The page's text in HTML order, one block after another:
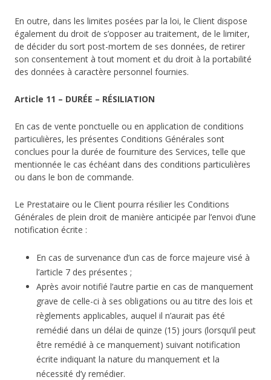
En outre, dans les limites posées par la loi, le Client dispose
également du droit de s’opposer au traitement, de le limiter,
de décider du sort post-mortem de ses données, de retirer
son consentement à tout moment et du droit à la portabilité
des données à caractère personnel fournies.
Article 11 – DURÉE – RÉSILIATION
En cas de vente ponctuelle ou en application de conditions
particulières, les présentes Conditions Générales sont
conclues pour la durée de fourniture des Services, telle que
mentionnée le cas échéant dans des conditions particulières
ou dans le bon de commande.
Le Prestataire ou le Client pourra résilier les Conditions
Générales de plein droit de manière anticipée par l’envoi d’une
notification écrite :
En cas de survenance d’un cas de force majeure visé à
l’article 7 des présentes ;
Après avoir notifié l’autre partie en cas de manquement
grave de celle-ci à ses obligations ou au titre des lois et
règlements applicables, auquel il n’aurait pas été
remédié dans un délai de quinze (15) jours (lorsqu’il peut
être remédié à ce manquement) suivant notification
écrite indiquant la nature du manquement et la
nécessité d’y remédier.